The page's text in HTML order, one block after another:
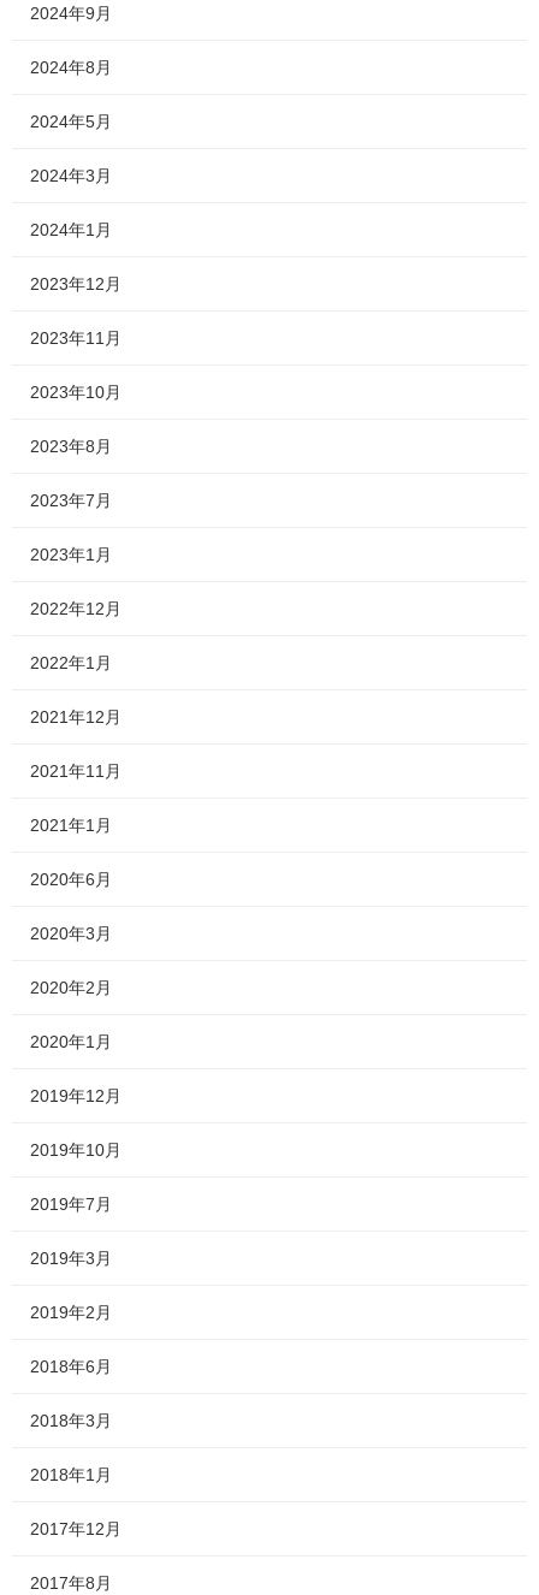
2024年9月
2024年8月
2024年5月
2024年3月
2024年1月
2023年12月
2023年11月
2023年10月
2023年8月
2023年7月
2023年1月
2022年12月
2022年1月
2021年12月
2021年11月
2021年1月
2020年6月
2020年3月
2020年2月
2020年1月
2019年12月
2019年10月
2019年7月
2019年3月
2019年2月
2018年6月
2018年3月
2018年1月
2017年12月
2017年8月